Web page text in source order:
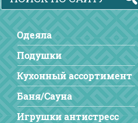
Одеяла
Подушки
Кухонный ассортимент
Баня/Сауна
Игрушки антистресс